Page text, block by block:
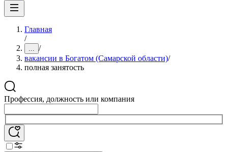
Главная
/
... /
вакансии в Богатом (Самарской области)/
полная занятость
Профессия, должность или компания